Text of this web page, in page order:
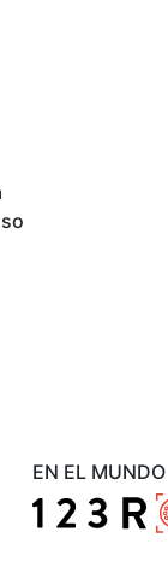
EN EL MUNDO